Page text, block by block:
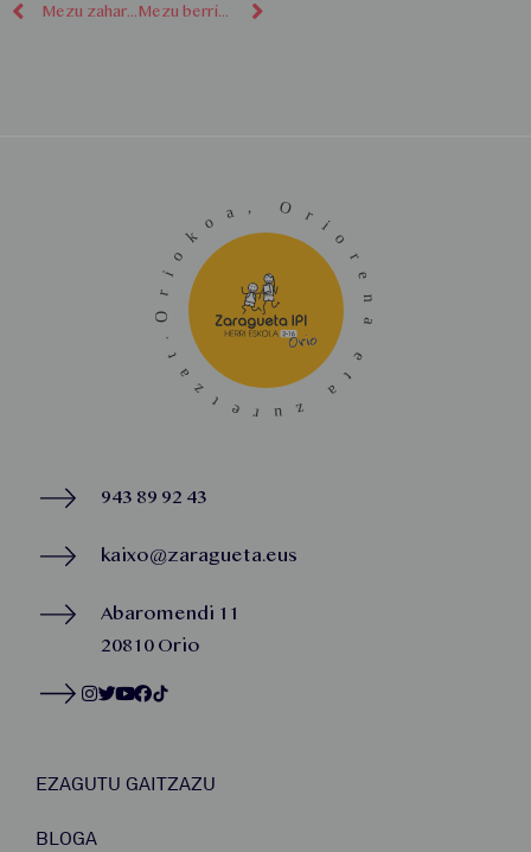
Mezu zaharragoak Mezu berriagoak
943 89 92 43
kaixo@zaragueta.eus
Abaromendi 11
20810 Orio
EZAGUTU GAITZAZU
BLOGA